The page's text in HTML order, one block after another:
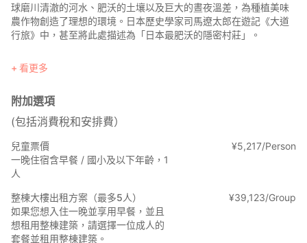
球磨川清澈的河水、肥沃的土壤以及巨大的晝夜溫差，為種植美味
農作物創造了理想的環境。日本歷史學家司馬遼太郎在遊記《大道
行旅》中，甚至將此處描述為「日本最肥沃的隱密村莊」。
本旅館擁有美麗的日式庭園，其獨特的氛圍不僅受到來自全國各地
的日本遊客的好評，也深受入境遊客的喜愛。
○住宿資訊
基本價格為「整棟大樓（最多5人，含早餐）」。
6人以上團體及兒童需額外付費。
請從選項中選擇。
【費用】
<整棟大樓>
- 含早餐住宿：30,928日圓起/最多5人
- 6人以上團體：5,155日圓起/每人
看更多
附加選項
(包括消費稅和安排費）
兒童票價
一晚住宿含早餐 / 國小及以下年齡，1
人
¥5,217/Person
整棟大樓出租方案（最多5人）
如果您想入住一晚並享用早餐，並且
想租用整棟建築，請選擇一位成人的
套餐並租用整棟建築。
¥39,123/Group